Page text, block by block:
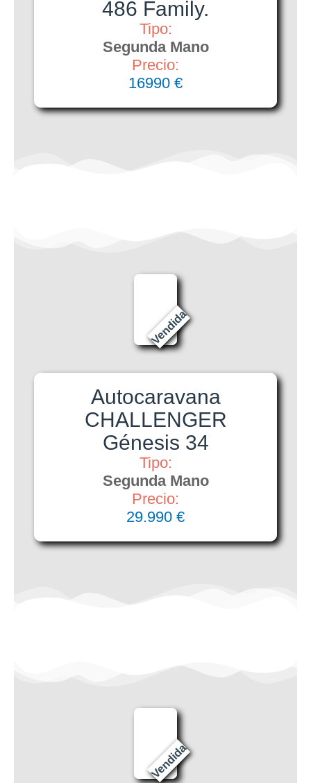
486 Family.
Tipo:
Segunda Mano
Precio:
16990 €
Vendida
Autocaravana
CHALLENGER
Génesis 34
Tipo:
Segunda Mano
Precio:
29.990 €
Vendida